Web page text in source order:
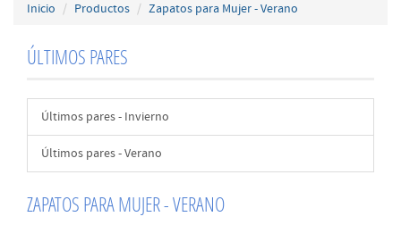
Inicio Productos Zapatos para Mujer - Verano
ÚLTIMOS PARES
Últimos pares - Invierno
Últimos pares - Verano
ZAPATOS PARA MUJER - VERANO